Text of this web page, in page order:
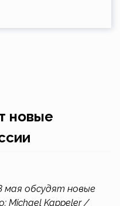
новые
мая обсудят новые
Michael Kappeler /